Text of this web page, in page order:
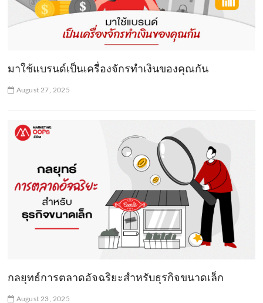
มาใช้แบรนด์เป็นเครื่องจักรทำเงินของคุณกัน
August 27, 2025
กลยุทธ์การตลาดอัจฉริยะสำหรับธุรกิจขนาดเล็ก
August 23, 2025